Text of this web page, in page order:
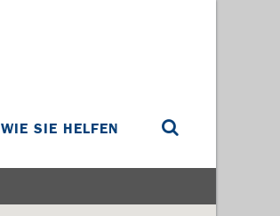
WIE SIE HELFEN